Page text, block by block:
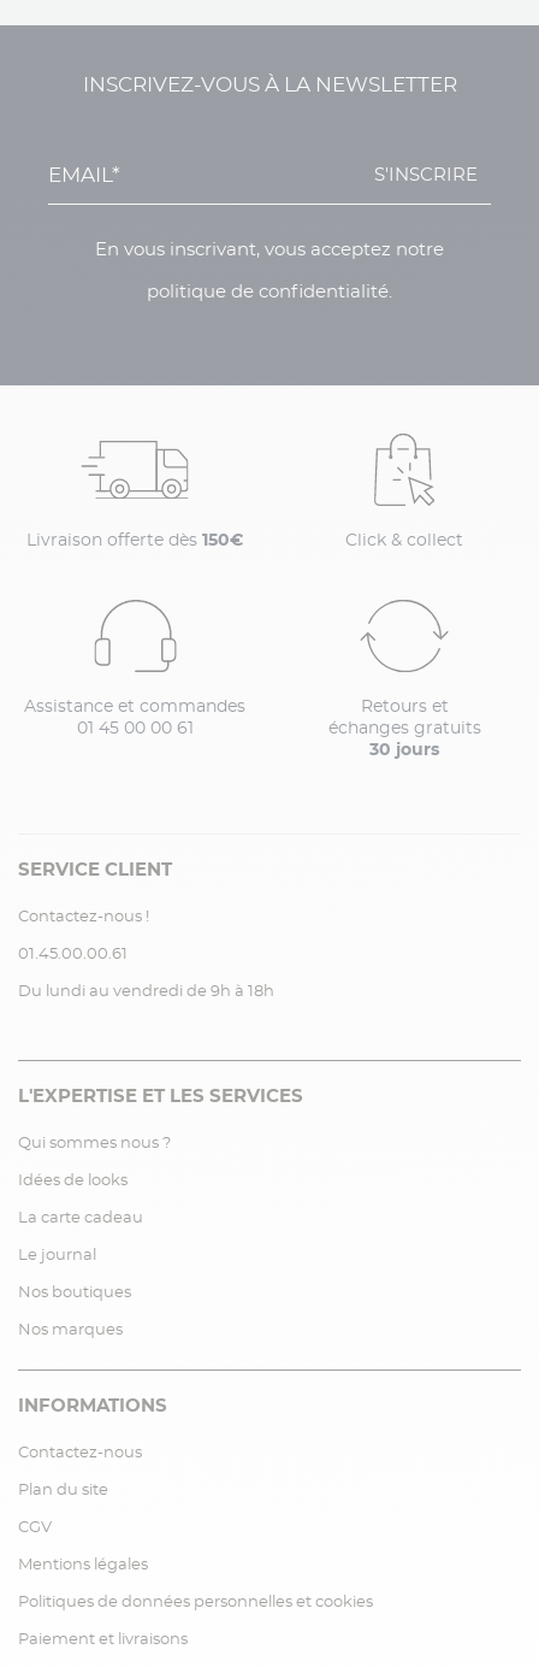
INSCRIVEZ-VOUS À LA NEWSLETTER
S'INSCRIRE
En vous inscrivant, vous acceptez notre
politique de confidentialité.
Livraison offerte dès 150€ Click & collect
Assistance et commandes
01 45 00 00 61
Retours et
échanges gratuits
30 jours
SERVICE CLIENT
Contactez-nous !
01.45.00.00.61
Du lundi au vendredi de 9h à 18h
L'EXPERTISE ET LES SERVICES
Qui sommes nous ?
Idées de looks
La carte cadeau
Le journal
Nos boutiques
Nos marques
INFORMATIONS
Contactez-nous
Plan du site
CGV
Mentions légales
Politiques de données personnelles et cookies
Paiement et livraisons